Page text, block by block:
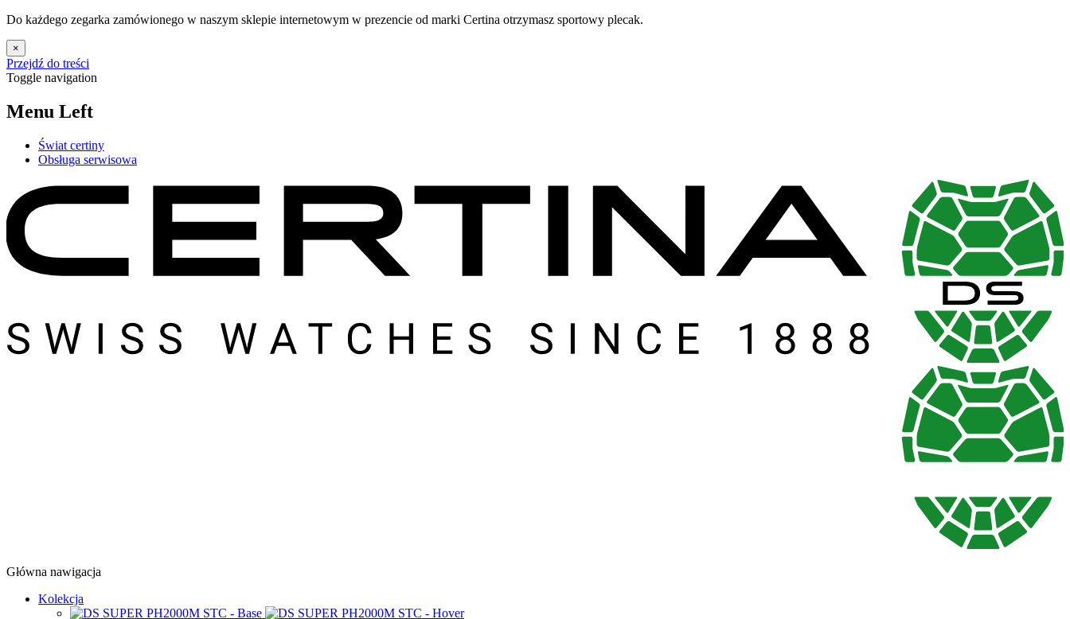
Do każdego zegarka zamówionego w naszym sklepie internetowym w prezencie od marki Certina otrzymasz sportowy plecak.
×
Przejdź do treści
Toggle navigation
Menu Left
Świat certiny
Obsługa serwisowa
Główna nawigacja
Kolekcja